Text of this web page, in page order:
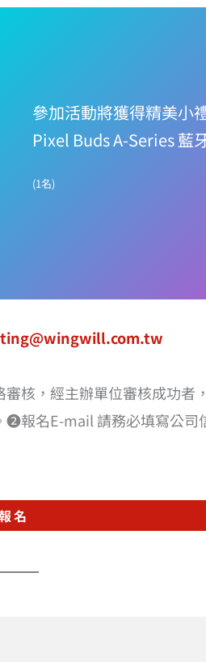
參加活動將獲得精美小
Pixel Buds A-Series 藍
(1名)
核，經主辦單位審核成功者
❷報名E-mail 請務必填寫公
名